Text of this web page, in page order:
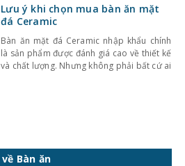
Những mẫu bàn ăn thông minh là một
trong những đồ nội thất như vậy. Để biết
Lưu ý khi chọn mua bàn ăn mặt
đá Ceramic
Bàn ăn mặt đá Ceramic nhập khẩu chính
là sản phẩm được đánh giá cao về thiết kế
và chất lượng. Nhưng không phải bất cứ ai